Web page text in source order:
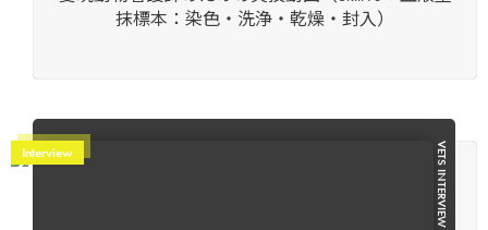
抹標本：染色・洗浄・乾燥・封入）
VETS INTERVIEW
Interview